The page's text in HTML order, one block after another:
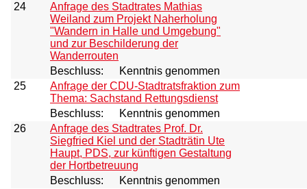
24
Anfrage des Stadtrates Mathias
Weiland zum Projekt Naherholung
"Wandern in Halle und Umgebung"
und zur Beschilderung der
Wanderrouten
Beschluss:
Kenntnis genommen
25
Anfrage der CDU-Stadtratsfraktion zum
Thema: Sachstand Rettungsdienst
Beschluss:
Kenntnis genommen
26
Anfrage des Stadtrates Prof. Dr.
Siegfried Kiel und der Stadträtin Ute
Haupt, PDS, zur künftigen Gestaltung
der Hortbetreuung
Beschluss:
Kenntnis genommen